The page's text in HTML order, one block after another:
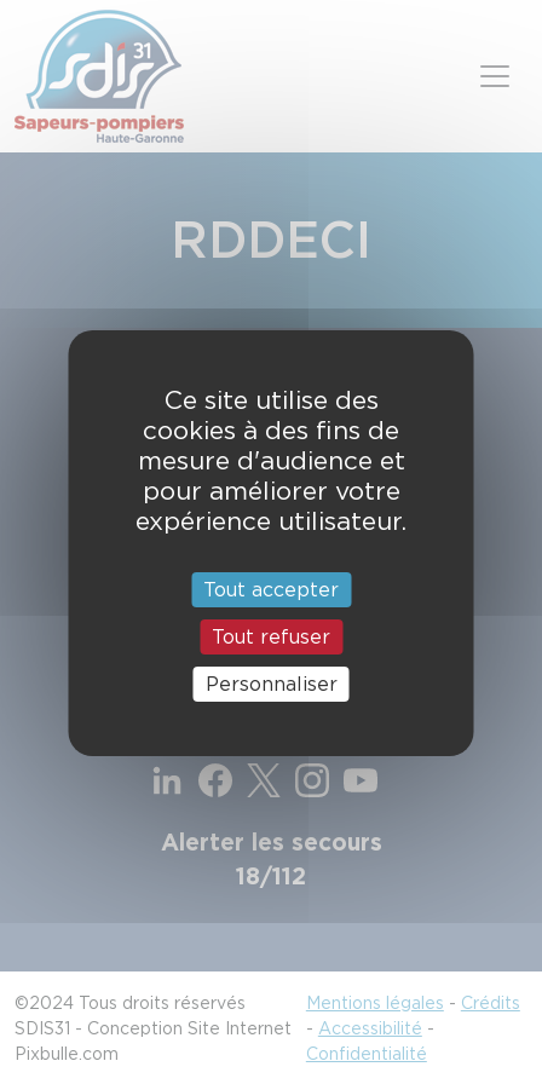
RDDECI
49, chemin de l'Armurié
C.S. 80123
31772 COLOMIERS CEDEX
Contactez-nous
Alerter les secours
18/112
©2024 Tous droits réservés
SDIS31 - Conception Site Internet
Pixbulle.com
Mentions légales - Crédits
- Accessibilité -
Confidentialité
Panneau de gestion des cookies
Ce site utilise des
cookies à des fins de
mesure d'audience et
pour améliorer votre
expérience utilisateur.
Tout accepter
Tout refuser
Personnaliser